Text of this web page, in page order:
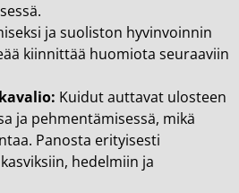
ja suoliston hyvinvoinnin
kiinnittää huomiota seuraaviin
Kuidut auttavat ulosteen
ja pehmentämisessä, mikä
Panosta erityisesti
hedelmiin ja